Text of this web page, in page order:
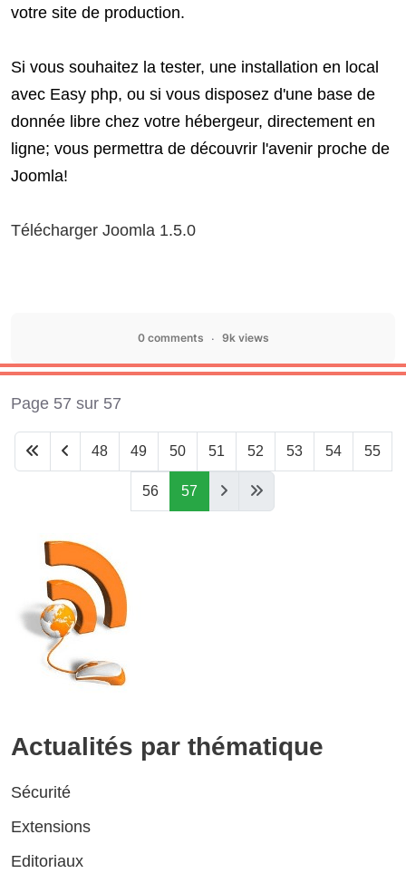
votre site de production.
Si vous souhaitez la tester, une installation en local
avec Easy php, ou si vous disposez d'une base de
donnée libre chez votre hébergeur, directement en
ligne; vous permettra de découvrir l'avenir proche de
Joomla!
Télécharger Joomla 1.5.0
0 comments 9k views
Page 57 sur 57
48 49 50 51 52 53 54 55
56 57
Actualités par thématique
Sécurité
Extensions
Editoriaux